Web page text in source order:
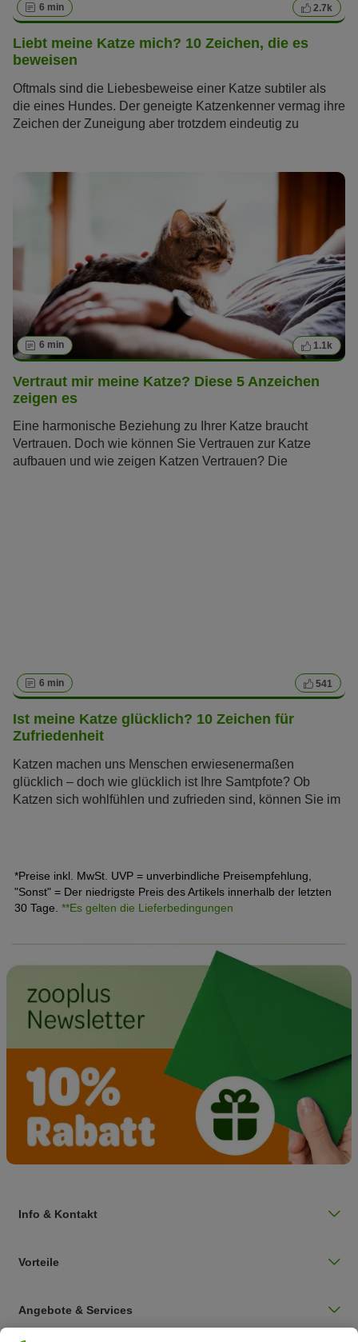
6 min 2.7k
Liebt meine Katze mich? 10 Zeichen, die es
beweisen
Oftmals sind die Liebesbeweise einer Katze subtiler als
die eines Hundes. Der geneigte Katzenkenner vermag ihre
Zeichen der Zuneigung aber trotzdem eindeutig zu
Katze mich?
6 min 1.1k
Vertraut mir meine Katze? Diese 5 Anzeichen
zeigen es
Eine harmonische Beziehung zu Ihrer Katze braucht
Vertrauen. Doch wie können Sie Vertrauen zur Katze
aufbauen und wie zeigen Katzen Vertrauen? Die
6 min 541
Ist meine Katze glücklich? 10 Zeichen für
Zufriedenheit
Katzen machen uns Menschen erwiesenermaßen
glücklich – doch wie glücklich ist Ihre Samtpfote? Ob
Katzen sich wohlfühlen und zufrieden sind, können Sie im
*Preise inkl. MwSt. UVP = unverbindliche Preisempfehlung,
"Sonst" = Der niedrigste Preis des Artikels innerhalb der letzten
30 Tage. **Es gelten die Lieferbedingungen
Info & Kontakt
Vorteile
Angebote & Services